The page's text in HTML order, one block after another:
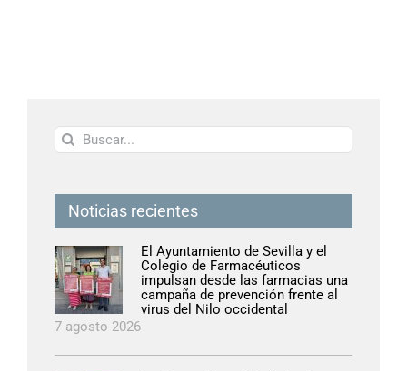
Buscar:
Noticias recientes
El Ayuntamiento de Sevilla y el
Colegio de Farmacéuticos
impulsan desde las farmacias una
campaña de prevención frente al
virus del Nilo occidental
7 agosto 2026